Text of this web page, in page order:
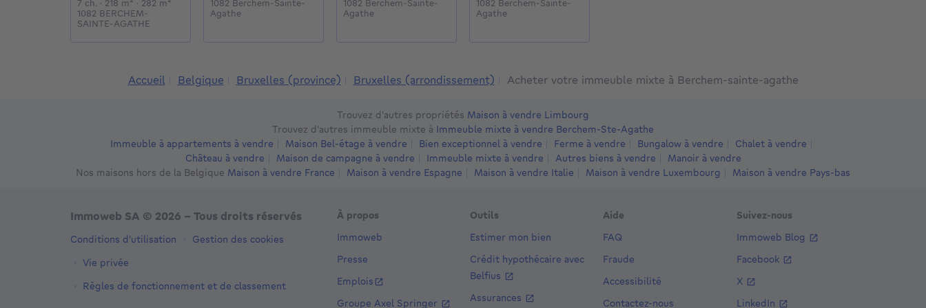
7 ch. · 218 m² · 282 m²
1082 BERCHEM-
SAINTE-AGATHE
1082 Berchem-Sainte-
Agathe
1082 Berchem-Sainte-
Agathe
1082 Berchem-Sainte-
Agathe
Accueil Belgique Bruxelles (province) Bruxelles (arrondissement) Acheter votre immeuble mixte à Berchem-sainte-agathe
Trouvez d'autres propriétés Maison à vendre Limbourg
Trouvez d'autres immeuble mixte à Immeuble mixte à vendre Berchem-Ste-Agathe
Immeuble à appartements à vendre
Maison Bel-étage à vendre Bien exceptionnel à vendre Ferme à vendre Bungalow à vendre
Chalet à vendre
Château à vendre
Maison de campagne à vendre Immeuble mixte à vendre Autres biens à vendre
Manoir à vendre
Nos maisons hors de la Belgique Maison à vendre France Maison à vendre Espagne Maison à vendre Italie Maison à vendre Luxembourg Maison à vendre Pays-bas
À propos
Immoweb
Presse
Emplois
Groupe Axel Springer
Outils
Estimer mon bien
Crédit hypothécaire avec
Belfius
Assurances
Aide
FAQ
Fraude
Accessibilité
Contactez-nous
Suivez-nous
Immoweb Blog
Facebook
X
LinkedIn
Immoweb SA © 2026 - Tous droits réservés
Conditions d'utilisation
Gestion des cookies
Vie privée
Règles de fonctionnement et de classement